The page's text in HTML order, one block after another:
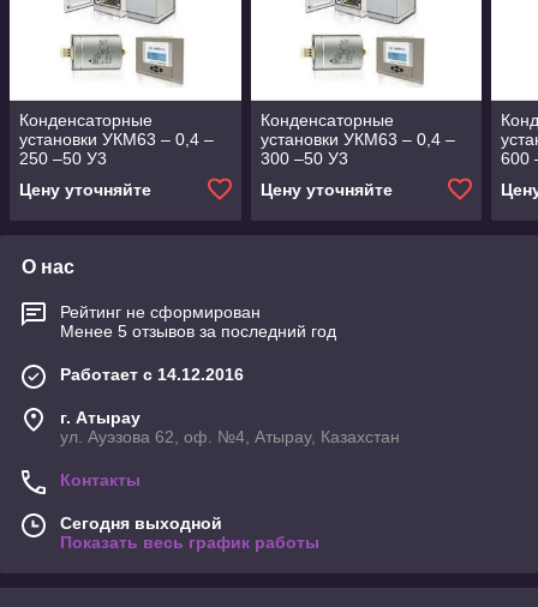
Конденсаторные
установки УКМ63 – 0,4 –
250 –50 У3
Цену уточняйте
Конденсаторные
установки УКМ63 – 0,4 –
300 –50 У3
Цену уточняйте
600
О нас
Рейтинг не сформирован
Менее 5 отзывов за последний год
Работает с 14.12.2016
г. Атырау
ул. Ауэзова 62, оф. №4, Атырау, Казахстан
Контакты
Сегодня выходной
Показать весь график работы